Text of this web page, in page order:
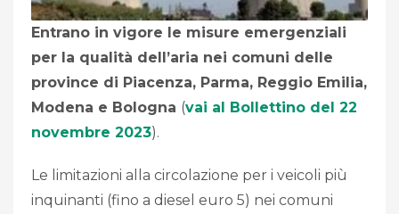
Entrano in vigore le misure emergenziali
per la qualità dell’aria nei comuni delle
province di Piacenza, Parma, Reggio Emilia,
Modena e Bologna (vai al Bollettino del 22
novembre 2023).
Le limitazioni alla circolazione per i veicoli più
inquinanti (fino a diesel euro 5) nei comuni